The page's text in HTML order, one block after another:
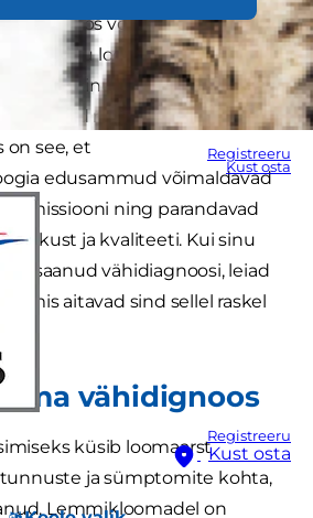
Registreeru
Kust osta
Registreeru
Kust osta
võib olla hirmutav,
Sinu loomaarst mõistab
samuti sinu muret tuleviku
mida võid ravivõimaluste pärast
on see, et
edusammud võimaldavad
remissiooni ning parandavad
pikkust ja kvaliteeti. Kui sinu
on saanud vähidiagnoosi, leiad
mis aitavad sind sellel raskel
vähidignoos
küsib loomaarst
ja sümptomite kohta,
Lemmikloomadel on